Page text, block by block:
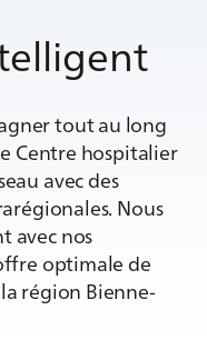
tout au long
Centre hospitalier
avec des
Nous
avec nos
optimale de
région Bienne-